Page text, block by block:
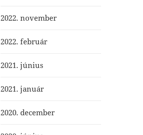
2022. november
2022. február
2021. június
2021. január
2020. december